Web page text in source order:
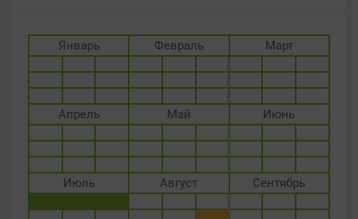
Январь Февраль Март
Апрель Май Июнь
Июль Август Сентябрь